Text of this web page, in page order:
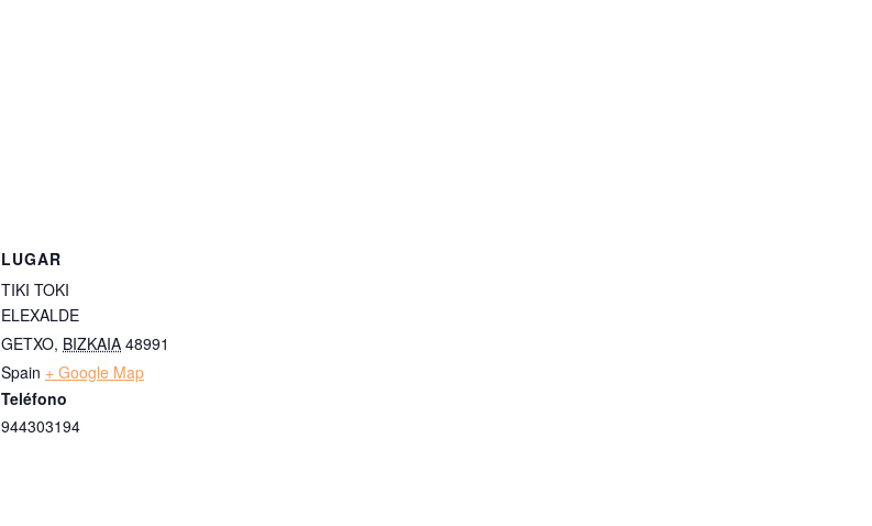
LUGAR
TIKI TOKI
ELEXALDE
GETXO, BIZKAIA 48991
Spain + Google Map
Teléfono
944303194